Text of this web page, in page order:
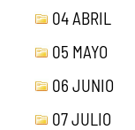
04 ABRIL
05 MAYO
06 JUNIO
07 JULIO